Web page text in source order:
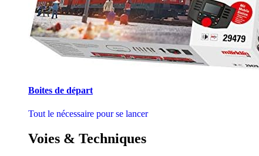
Boites de départ
Tout le nécessaire pour se lancer
Voies & Techniques